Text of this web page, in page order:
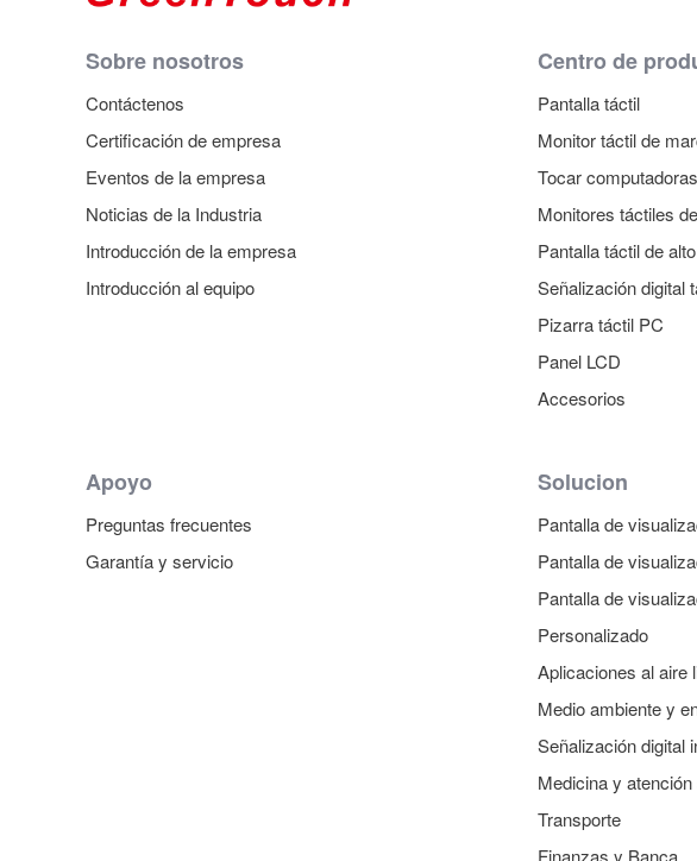
Sobre nosotros
Contáctenos
Certificación de empresa
Eventos de la empresa
Noticias de la Industria
Introducción de la empresa
Introducción al equipo
Centro de
Pantalla táctil
Monitor táctil de
Tocar computadoras
Monitores táctiles
Pantalla táctil de
Señalización digital
Pizarra táctil PC
Panel LCD
Accesorios
Apoyo
Preguntas frecuentes
Garantía y servicio
Solucion
Pantalla de
Pantalla de
Pantalla de
Personalizado
Aplicaciones al aire
Medio ambiente y
Señalización digital
Medicina y
Transporte
Finanzas y Banca